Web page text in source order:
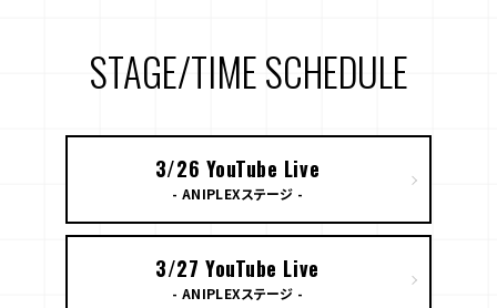
STAGE/TIME SCHEDULE
3/26 YouTube Live
- ANIPLEXステージ -
3/27 YouTube Live
- ANIPLEXステージ -